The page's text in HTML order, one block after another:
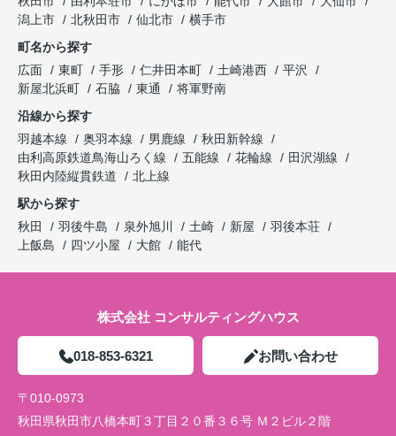
潟上市
北秋田市 仙北市
横手市
町名から探す
広面
東町 手形 仁井田本町 土崎港西
平沢
新屋北浜町
石脇 東通
将軍野南
沿線から探す
羽越本線
奥羽本線 男鹿線
秋田新幹線
由利高原鉄道鳥海山ろく線
五能線 花輪線
田沢湖線
秋田内陸縦貫鉄道
北上線
駅から探す
秋田
羽後牛島 泉外旭川 土崎 新屋
羽後本荘
上飯島
四ツ小屋 大館 能代
株式会社 コンサルティングハウス
018-853-6321 お問い合わせ
〒010-0973
秋田県秋田市八橋本町３丁目２０番３６号 Ｍ２ビル２階